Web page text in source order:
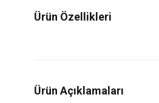
Ürün Özellikleri
Ürün Açıklamaları